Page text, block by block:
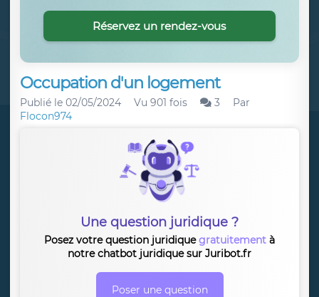
Occupation d'un logement
Publié le 02/05/2024 Vu 901 fois 3
Par
Flocon974
Une question juridique ?
Posez votre question juridiquegratuitement à
notre chatbot juridique sur Juribot.fr
Poser une question
Réservez un rendez-vous